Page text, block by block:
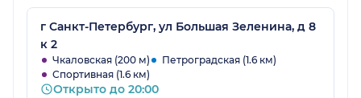
рекомендую вернусь снова)
г Санкт-Петербург, ул Большая Зеленина, д 8
к 2
Чкаловская (200 м)
Петроградская (1.6 км)
Спортивная (1.6 км)
Открыто до 20:00